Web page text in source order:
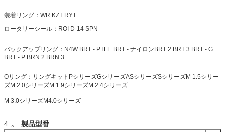
装着リング：WR KZT RYT
ロータリーシール：ROI D-14 SPN
バックアップリング：N4W BRT - PTFE BRT - ナイロンBRT 2 BRT 3 BRT - G
BRT - P BRN 2 BRN 3
Oリング：リングキットPシリーズGシリーズASシリーズSシリーズM 1.5シリー
ズM 2.0シリーズM 1.9シリーズM 2.4シリーズ
M 3.0シリーズM4.0シリーズ
4 。 製品型番